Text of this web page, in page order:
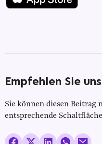
Empfehlen Sie
Sie können diesen Beitrag
entsprechende